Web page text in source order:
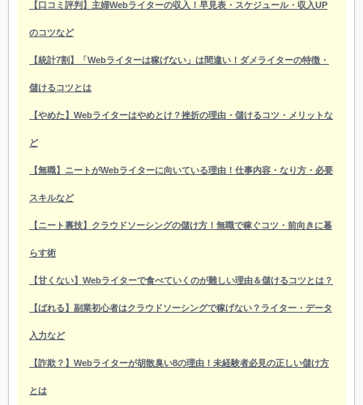
【口コミ評判】主婦Webライターの収入！早見表・スケジュール・収入UP
のコツなど
【統計7割】「Webライターは稼げない」は間違い！ダメライターの特徴・
儲けるコツとは
【やめた】Webライターはやめとけ？挫折の理由・儲けるコツ・メリットな
ど
【無職】ニートがWebライターに向いている理由！仕事内容・なり方・必要
スキルなど
【ニート裏技】クラウドソーシングの儲け方！無職で稼ぐコツ・前向きに暮
らす術
【甘くない】Webライターで食べていくのが難しい理由＆儲けるコツとは？
【ばれる】副業初心者はクラウドソーシングで稼げない？ライター・データ
入力など
【詐欺？】Webライターが胡散臭い8の理由！未経験者必見の正しい儲け方
とは